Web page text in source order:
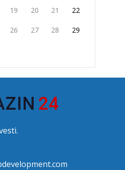
19 20 21 22
26 27 28 29